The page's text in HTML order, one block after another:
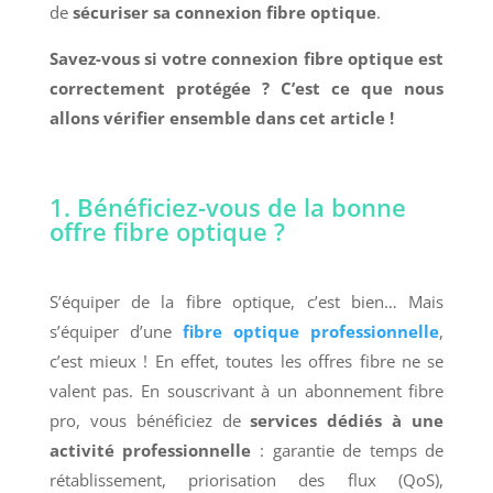
de sécuriser sa connexion fibre optique.
Savez-vous si votre connexion fibre optique est
correctement protégée ? C’est ce que nous
allons vérifier ensemble dans cet article !
1. Bénéficiez-vous de la bonne
offre fibre optique ?
S’équiper de la fibre optique, c’est bien… Mais
s’équiper d’unefibre optique professionnelle,
c’est mieux ! En effet, toutes les offres fibre ne se
valent pas. En souscrivant à un abonnement fibre
pro, vous bénéficiez deservices dédiés à une
activité professionnelle : garantie de temps de
rétablissement, priorisation des flux (QoS),